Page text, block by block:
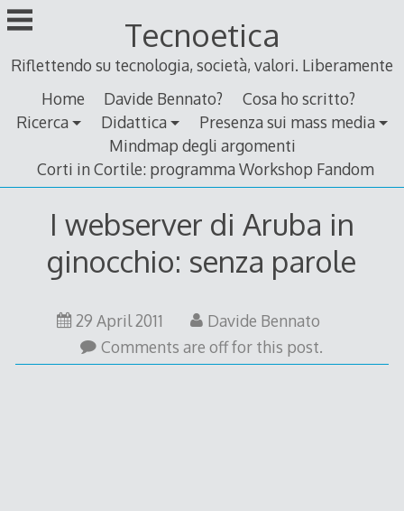
Skip
to
Tecnoetica
Riflettendo su tecnologia, società, valori. Liberamente
Home
Davide Bennato?
Cosa ho scritto?
Ricerca
Didattica
Presenza sui mass media
Mindmap degli argomenti
Corti in Cortile: programma Workshop Fandom
I webserver di Aruba in
ginocchio: senza parole
29 April 2011
Davide Bennato
Comments are off for this post.